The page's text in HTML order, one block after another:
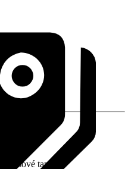
vliesové tapety